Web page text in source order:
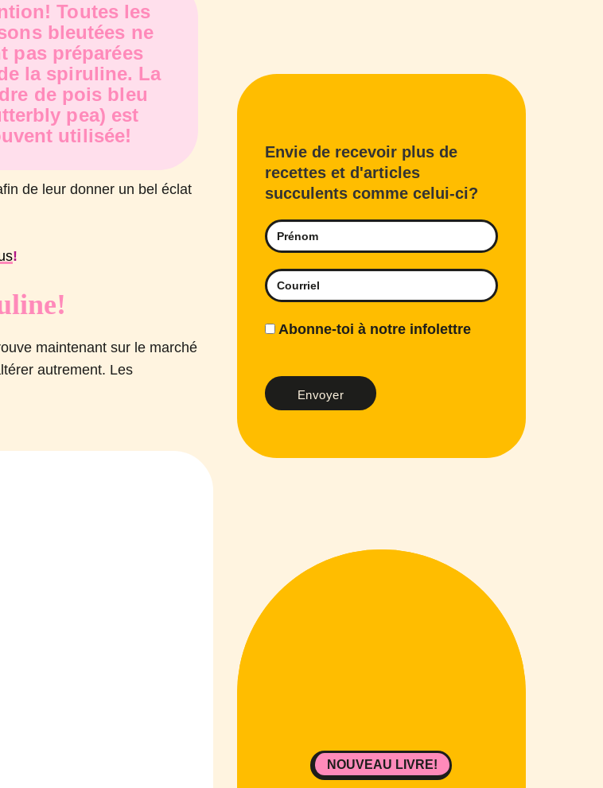
Toutes les
bleutées ne
pas préparées
la spiruline. La
de pois bleu
pea) est
utilisée!
de leur donner un bel éclat
!
maintenant sur le marché
autrement. Les
Envie de recevoir plus de
recettes et d'articles
succulents comme celui-ci?
Abonne-toi à notre infolettre
NOUVEAU LIVRE!